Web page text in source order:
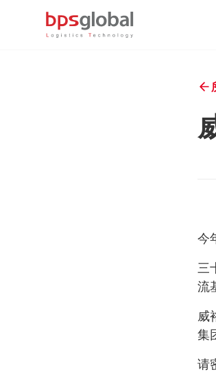
今
三
流
威
集
请